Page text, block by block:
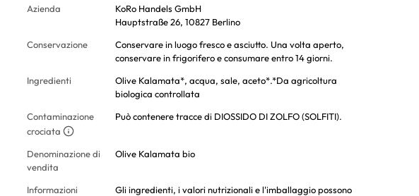
Azienda
KoRo Handels GmbH
Hauptstraße 26, 10827 Berlino
Conservazione
Conservare in luogo fresco e asciutto. Una volta aperto,
conservare in frigorifero e consumare entro 14 giorni.
Ingredienti
Olive Kalamata*, acqua, sale, aceto*.*Da agricoltura
biologica controllata
Contaminazione
crociata
Può contenere tracce di DIOSSIDO DI ZOLFO (SOLFITI).
Denominazione di
vendita
Olive Kalamata bio
Informazioni
Gli ingredienti, i valori nutrizionali e l'imballaggio possono